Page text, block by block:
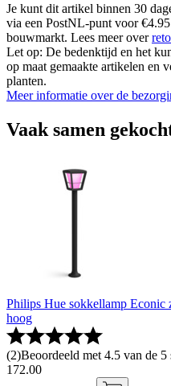
Je kunt dit artikel binnen 30
via een PostNL-punt voor
bouwmarkt. Lees meer over
Let op: De bedenktijd en het
op maat gemaakte artikelen en
planten.
Meer informatie over de
Vaak samen
Philips Hue sokkellamp
hoog
(2)Beoordeeld met 4.5 van de
172.00